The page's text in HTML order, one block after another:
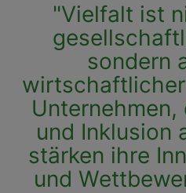
"Vielfalt ist
sondern
und Inklusion
stärken ihre
und